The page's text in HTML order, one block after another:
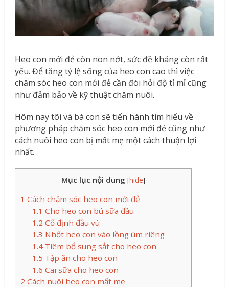
Heo con mới đẻ còn non nớt, sức đề kháng còn rất
yếu. Để tăng tỷ lệ sống của heo con cao thì việc
chăm sóc heo con mới đẻ cần đòi hỏi độ tỉ mỉ cũng
như đảm bảo về kỹ thuật chăm nuôi.
Hôm nay tôi và bà con sẽ tiến hành tìm hiểu về
phương pháp chăm sóc heo con mới đẻ cũng như
cách nuôi heo con bị mất mẹ một cách thuận lợi
nhất.
Mục lục nội dung [hide]
1 Cách chăm sóc heo con mới đẻ
1.1 Cho heo con bú sữa đầu
1.2 Cố định đầu vú
1.3 Nhốt heo con vào lồng úm riêng
1.4Tiêm bổ sung sắt cho heo con
1.5 Tập ăn cho heo con
1.6 Cai sữa cho heo con
2 Cách nuôi heo con mất mẹ